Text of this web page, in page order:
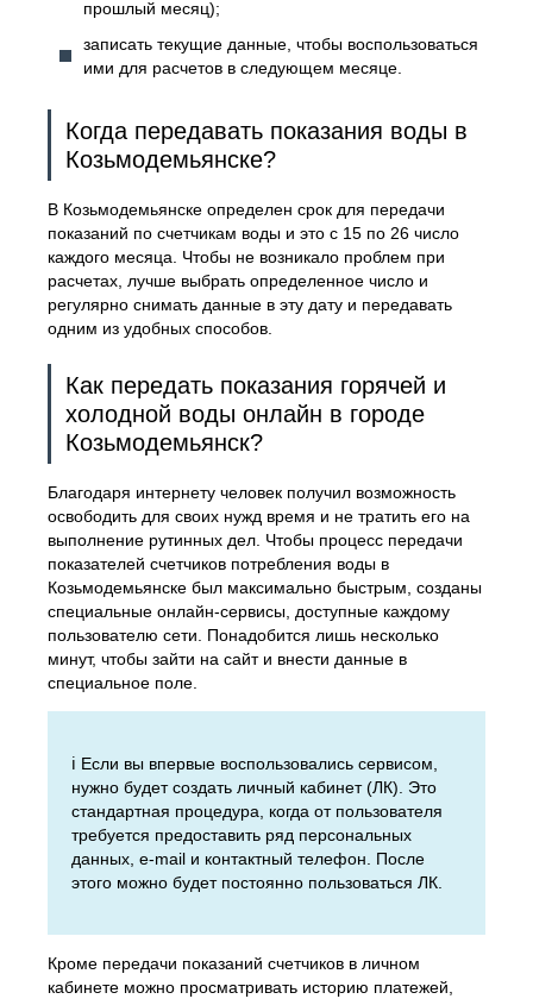
прошлый месяц);
записать текущие данные, чтобы воспользоваться
ими для расчетов в следующем месяце.
Когда передавать показания воды в
Козьмодемьянске?
В Козьмодемьянске определен срок для передачи
показаний по счетчикам воды и это с 15 по 26 число
каждого месяца. Чтобы не возникало проблем при
расчетах, лучше выбрать определенное число и
регулярно снимать данные в эту дату и передавать
одним из удобных способов.
Как передать показания горячей и
холодной воды онлайн в городе
Козьмодемьянск?
Благодаря интернету человек получил возможность
освободить для своих нужд время и не тратить его на
выполнение рутинных дел. Чтобы процесс передачи
показателей счетчиков потребления воды в
Козьмодемьянске был максимально быстрым, созданы
специальные онлайн-сервисы, доступные каждому
пользователю сети. Понадобится лишь несколько
минут, чтобы зайти на сайт и внести данные в
специальное поле.
ℹ️ Если вы впервые воспользовались сервисом,
нужно будет создать личный кабинет (ЛК). Это
стандартная процедура, когда от пользователя
требуется предоставить ряд персональных
данных, e-mail и контактный телефон. После
этого можно будет постоянно пользоваться ЛК.
Кроме передачи показаний счетчиков в личном
кабинете можно просматривать историю платежей,